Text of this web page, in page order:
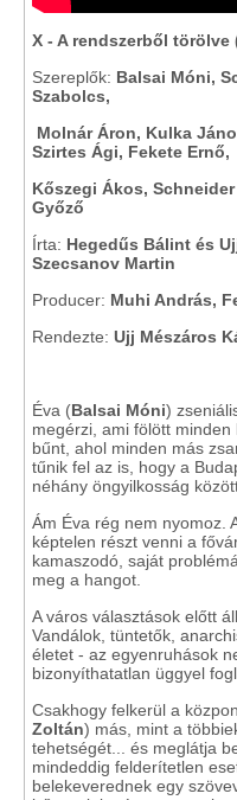
X - A rendszerből törölve
Szereplők: Balsai Móni,
Szabolcs,
Molnár Áron, Kulka
Szirtes Ági, Fekete Ernő,
Kőszegi Ákos,
Győző
Írta: Hegedűs Bálint és
Szecsanov Martin
Producer: Muhi András,
Rendezte: Ujj Mészáros
Éva (Balsai Móni)
megérzi, ami fölött
bűnt, ahol minden más
tűnik fel az is, hogy a
néhány öngyilkosság
Ám Éva rég nem nyomoz.
képtelen részt venni a
kamaszodó, saját
meg a hangot.
A város választások előtt
Vandálok, tüntetők,
életet - az egyenruhások
bizonyíthatatlan üggyel
Csakhogy felkerül a
Zoltán) más, mint a
tehetségét... és meglátja
mindeddig felderítetlen
belekeverednek egy